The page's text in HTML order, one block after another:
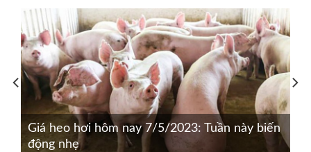
Giá heo hơi hôm nay 7/5/2023: Tuần này biến
động nhẹ